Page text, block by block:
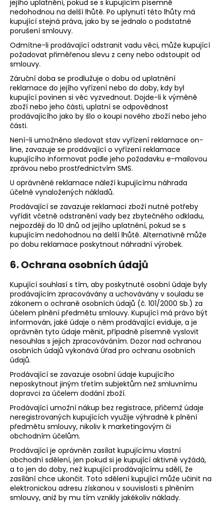
jejího uplatnění, pokud se s kupujícím písemně
nedohodnou na delší lhůtě. Po uplynutí této lhůty má
kupující stejná práva, jako by se jednalo o podstatné
porušení smlouvy.
Odmítne-li prodávající odstranit vadu věci, může kupující
požadovat přiměřenou slevu z ceny nebo odstoupit od
smlouvy.
Záruční doba se prodlužuje o dobu od uplatnění
reklamace do jejího vyřízení nebo do doby, kdy byl
kupující povinen si věc vyzvednout. Dojde-li k výměně
zboží nebo jeho části, uplatní se odpovědnost
prodávajícího jako by šlo o koupi nového zboží nebo jeho
části.
Není-li umožněno sledovat stav vyřízení reklamace on-
line, zavazuje se prodávající o vyřízení reklamace
kupujícího informovat podle jeho požadavku e-mailovou
zprávou nebo prostřednictvím SMS.
U oprávněné reklamace náleží kupujícímu náhrada
účelně vynaložených nákladů.
Prodávající se zavazuje reklamaci zboží nutné potřeby
vyřídit včetně odstranění vady bez zbytečného odkladu,
nejpozději do 10 dnů od jejího uplatnění, pokud se s
kupujícím nedohodnou na delší lhůtě. Alternativně může
po dobu reklamace poskytnout náhradní výrobek.
6. Ochrana osobních údajů
Kupující souhlasí s tím, aby poskytnuté osobní údaje byly
prodávajícím zpracovávány a uchovávány v souladu se
zákonem o ochraně osobních údajů (č. 101/2000 Sb.) za
účelem plnění předmětu smlouvy. Kupující má právo být
informován, jaké údaje o něm prodávající eviduje, a je
oprávněn tyto údaje měnit, případně písemně vyslovit
nesouhlas s jejich zpracováváním. Dozor nad ochranou
osobních údajů vykonává Úřad pro ochranu osobních
údajů.
Prodávající se zavazuje osobní údaje kupujícího
neposkytnout jiným třetím subjektům než smluvnímu
dopravci za účelem dodání zboží.
Prodávající umožní nákup bez registrace, přičemž údaje
neregistrovaných kupujících využije výhradně k plnění
předmětu smlouvy, nikoliv k marketingovým či
obchodním účelům.
Prodávající je oprávněn zasílat kupujícímu vlastní
obchodní sdělení, jen pokud si je kupující aktivně vyžádá,
a to jen do doby, než kupující prodávajícímu sdělí, že
zasílání chce ukončit. Toto sdělení kupující může učinit na
elektronickou adresu získanou v souvislosti s plněním
smlouvy, aniž by mu tím vznikly jakékoliv náklady.